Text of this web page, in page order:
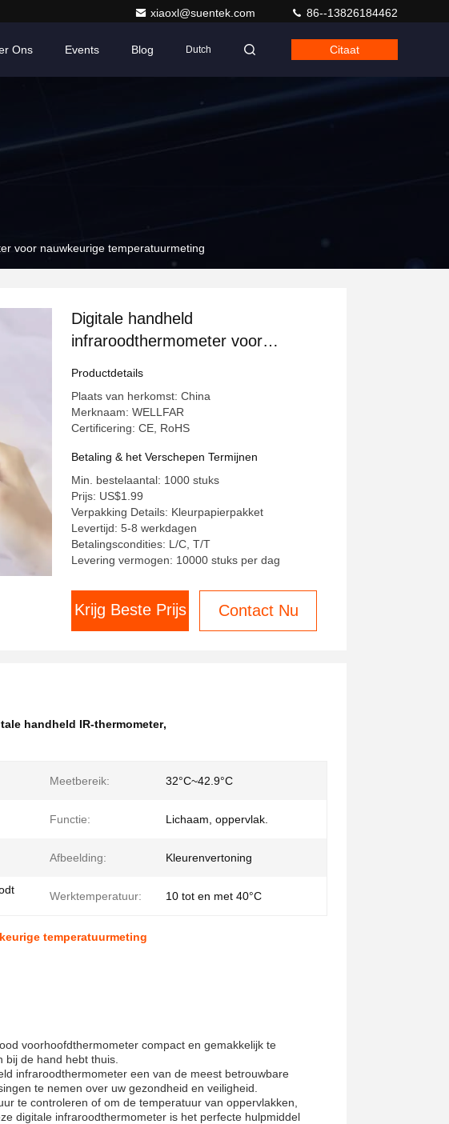
xiaoxl@suentek.com 86--13826184462
Ons Events Blog Dutch Citaat
voor nauwkeurige temperatuurmeting
Digitale handheld
infraroodthermometer voor
Productdetails
Plaats van herkomst: China
Merknaam: WELLFAR
Certificering: CE, RoHS
Betaling & het Verschepen Termijnen
Min. bestelaantal: 1000 stuks
Prijs: US$1.99
Verpakking Details: Kleurpapierpakket
Levertijd: 5-8 werkdagen
Betalingscondities: L/C, T/T
Levering vermogen: 10000 stuks per dag
Krijg Beste Prijs Contact Nu
handheld IR-thermometer,
Meetbereik: 32°C~42.9°C
Functie: Lichaam, oppervlak.
Afbeelding: Kleurenvertoning
Werktemperatuur: 10 tot en met 40°C
temperatuurmeting
voorhoofdthermometer compact en gemakkelijk te
de hand hebt thuis.
infraroodthermometer een van de meest betrouwbare
te nemen over uw gezondheid en veiligheid.
te controleren of om de temperatuur van oppervlakken,
digitale infraroodthermometer is het perfecte hulpmiddel